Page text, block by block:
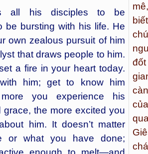
all his disciples to be
be bursting with his life. He
own zealous pursuit of him
that draws people to him.
a fire in your heart today.
him; get to know him
you experience his
grace, the more excited you
him. It doesn’t matter
or what you have done;